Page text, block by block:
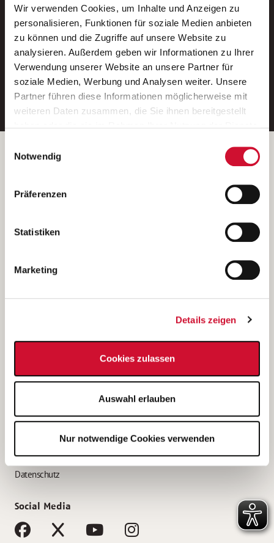
Wir verwenden Cookies, um Inhalte und Anzeigen zu
personalisieren, Funktionen für soziale Medien anbieten
zu können und die Zugriffe auf unsere Website zu
analysieren. Außerdem geben wir Informationen zu Ihrer
Verwendung unserer Website an unsere Partner für
soziale Medien, Werbung und Analysen weiter. Unsere
Partner führen diese Informationen möglicherweise mit
weiteren Daten zusammen, die Sie ihnen bereitgestellt
Wenn Sie auf „Cookies zulassen“ klicken, so stimmen
Sie der Speicherung sämtlicher Cookies zu. Sie können
Ihre Einwilligung selbstverständlich jederzeit widerrufen,
indem Sie die Cookie-Einstellungen aufrufen und diese
unsererDatenschutzerklärung
Notwendig
Präferenzen
Statistiken
Marketing
Details zeigen
Cookies zulassen
Auswahl erlauben
Nur notwendige Cookies verwenden
Neue Stellen per E-Mail.
Ein kostenloser Service von AWO
Jobs.
E-Mail-Adresse eintragen
Betreiber der Webseite
Kantstraße 45a
(Ein Tochterunternehmen des AWO Bezirksverbandes Unterfranken
e.V.)
Bewerbung als Altenpflegehelfer*in
Bewerbung als Erzieher*in
AWO Gliederungen nach Bundesland
Impressum
Datenschutz
Social Media